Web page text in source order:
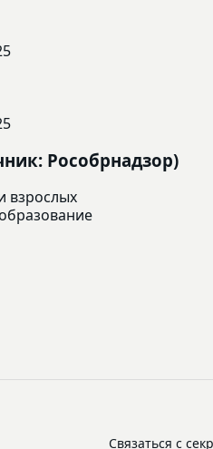
Рособрнадзор)
взрослых
Связаться с